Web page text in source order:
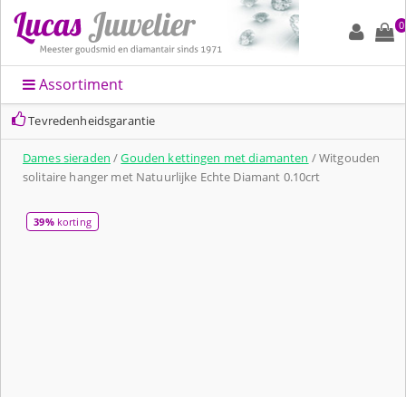
0
Assortiment
Tevredenheidsgarantie
Dames sieraden /Gouden kettingen met diamanten / Witgouden
solitaire hanger met Natuurlijke Echte Diamant 0.10crt
39%korting